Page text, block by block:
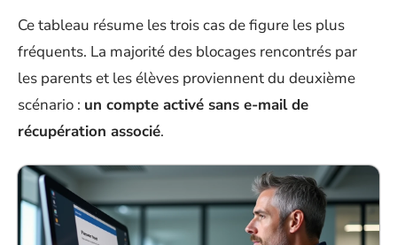
Ce tableau résume les trois cas de figure les plus
fréquents. La majorité des blocages rencontrés par
les parents et les élèves proviennent du deuxième
scénario : un compte activé sans e-mail de
récupération associé.